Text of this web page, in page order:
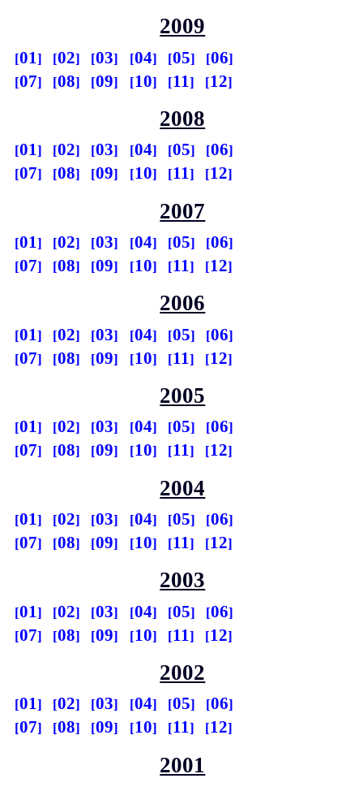
2009
01 02 03 04 05
06
07
08 09 10 11 12
2008
01 02 03 04 05
06
07
08 09 10 11 12
2007
01 02 03 04 05
06
07
08 09 10 11 12
2006
01 02 03 04 05
06
07
08 09 10 11 12
2005
01 02 03 04 05
06
07
08 09 10 11 12
2004
01 02 03 04 05
06
07
08 09 10 11 12
2003
01 02 03 04 05
06
07
08 09 10 11 12
2002
01 02 03 04 05
06
07
08 09 10 11 12
2001